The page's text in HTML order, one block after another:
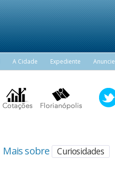
A Cidade Expediente Anuncie
Mais sobre Curiosidades